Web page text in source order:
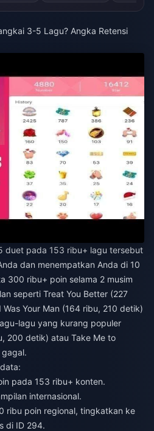
3-5 Lagu? Angka Retensi
duet pada 153 ribu+ lagu tersebut
dan menempatkan Anda di 10
300 ribu+ poin selama 2 musim
seperti Treat You Better (227
Your Man (164 ribu, 210 detik)
lagu yang kurang populer
200 detik) atau Take Me to
pada 153 ribu+ konten.
internasional.
ribu poin regional, tingkatkan ke
di ID 294.